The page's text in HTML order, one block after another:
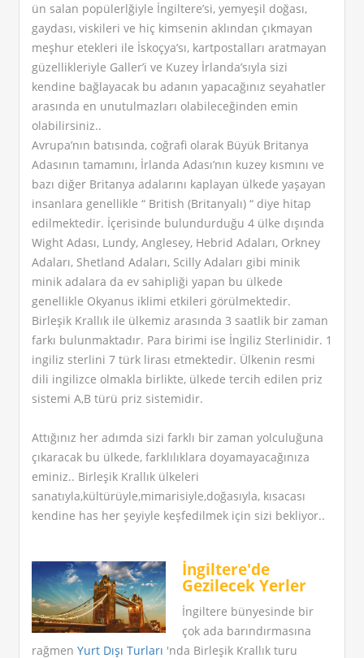
ün salan popülerlğiyle İngiltere’si, yemyeşil doğası,
gaydası, viskileri ve hiç kimsenin aklından çıkmayan
meşhur etekleri ile İskoçya’sı, kartpostalları aratmayan
güzellikleriyle Galler’i ve Kuzey İrlanda’sıyla sizi
kendine bağlayacak bu adanın yapacağınız seyahatler
arasında en unutulmazları olabileceğinden emin
olabilirsiniz..
Avrupa’nın batısında, coğrafi olarak Büyük Britanya
Adasının tamamını, İrlanda Adası’nın kuzey kısmını ve
bazı diğer Britanya adalarını kaplayan ülkede yaşayan
insanlara genellikle “ British (Britanyalı) “ diye hitap
edilmektedir. İçerisinde bulundurduğu 4 ülke dışında
Wight Adası, Lundy, Anglesey, Hebrid Adaları, Orkney
Adaları, Shetland Adaları, Scilly Adaları gibi minik
minik adalara da ev sahipliği yapan bu ülkede
genellikle Okyanus iklimi etkileri görülmektedir.
Birleşik Krallık ile ülkemiz arasında 3 saatlik bir zaman
farkı bulunmaktadır. Para birimi ise İngiliz Sterlinidir. 1
ingiliz sterlini 7 türk lirası etmektedir. Ülkenin resmi
dili ingilizce olmakla birlikte, ülkede tercih edilen priz
sistemi A,B türü priz sistemidir.
Attığınız her adımda sizi farklı bir zaman yolculuğuna
çıkaracak bu ülkede, farklılıklara doyamayacağınıza
eminiz.. Birleşik Krallık ülkeleri
sanatıyla,kültürüyle,mimarisiyle,doğasıyla, kısacası
kendine has her şeyiyle keşfedilmek için sizi bekliyor..
İngiltere'de
Gezilecek Yerler
İngiltere bünyesinde bir
çok ada barındırmasına
rağmen Yurt Dışı Turları 'nda Birleşik Krallık turu